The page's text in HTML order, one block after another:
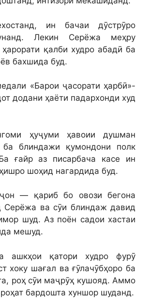
ин бачаи дӯстрӯро
Лекин Серёжа меҳру
қалби худро абадӣ ба
бахшида буд.
«Барои ҷасорати ҳарбӣ»-
додани ҳаёти падархонди худ
ҳуҷуми ҳавоии душман
блиндажи қумондони полк
ғайр аз писарбача касе ин
шоҳид нагардида буд.
— қариб бо овози бегона
Серёжа ва сӯи блиндаж давид
шуд. Аз поён садои хастаи
мешуд.
ашкҳои қатори худро фурӯ
хоку шағал ва ғӯлачӯбҳоро ба
роҳ сӯи маҷрӯҳ кушояд. Аммо
бардошта хуншор шуданд.